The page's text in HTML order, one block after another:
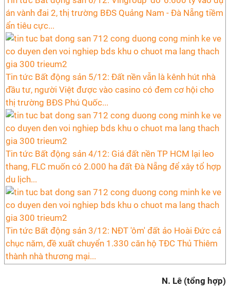
án vành đai 2, thị trường BĐS Quảng Nam - Đà Nẵng tiềm
ẩn tiêu cực...
Tin tức Bất động sản 5/12: Đất nền vẫn là kênh hút nhà
đầu tư, người Việt được vào casino có đem cơ hội cho
thị trường BĐS Phú Quốc...
Tin tức Bất động sản 4/12: Giá đất nền TP HCM lại leo
thang, FLC muốn có 2.000 ha đất Đà Nẵng để xây tổ hợp
du lịch...
Tin tức Bất động sản 3/12: NĐT 'ôm' đất ảo Hoài Đức cả
chục năm, đề xuất chuyển 1.330 căn hộ TĐC Thủ Thiêm
thành nhà thương mại...
N. Lê (tổng hợp)